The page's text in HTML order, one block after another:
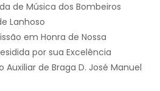
de Música dos Bombeiros
Lanhoso
em Honra de Nossa
por sua Excelência
Auxiliar de Braga D. José Manuel